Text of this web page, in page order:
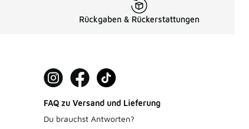
Rückgaben & Rückerstattungen
FAQ zu Versand und Lieferung
Du brauchst Antworten?